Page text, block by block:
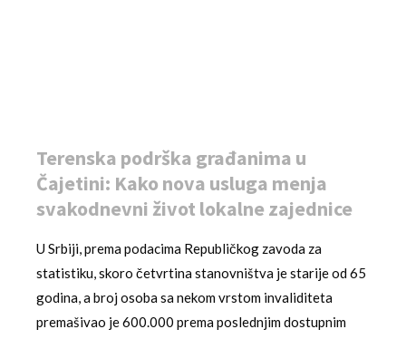
Terenska podrška građanima u
Čajetini: Kako nova usluga menja
svakodnevni život lokalne zajednice
U Srbiji, prema podacima Republičkog zavoda za
statistiku, skoro četvrtina stanovništva je starije od 65
godina, a broj osoba sa nekom vrstom invaliditeta
premašivao je 600.000 prema poslednjim dostupnim